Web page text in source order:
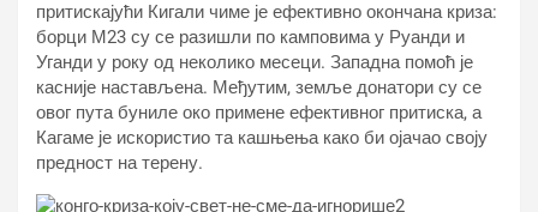
притискајући Кигали чиме је ефективно окончана криза:
борци М23 су се разишли по камповима у Руанди и
Уганди у року од неколико месеци. Западна помоћ је
касније настављена. Међутим, земље донатори су се
овог пута буниле око примене ефективног притиска, а
Кагаме је искористио та кашњења како би ојачао своју
предност на терену.